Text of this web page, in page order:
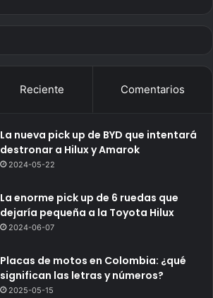
Reciente Comentarios
La nueva pick up de BYD que intentará
destronar a Hilux y Amarok
2024-05-22
La enorme pick up de 6 ruedas que
dejaría pequeña a la Toyota Hilux
2024-06-07
Placas de motos en Colombia: ¿qué
significan las letras y números?
2025-05-15